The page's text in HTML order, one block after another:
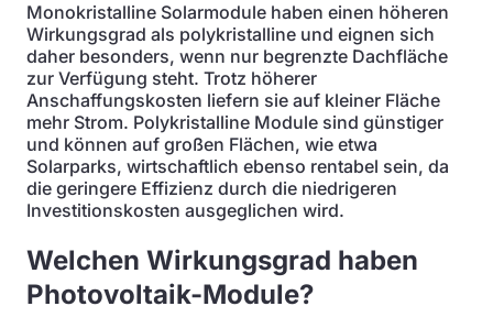
Monokristalline Solarmodule haben einen höheren
Wirkungsgrad als polykristalline und eignen sich
daher besonders, wenn nur begrenzte Dachfläche
zur Verfügung steht. Trotz höherer
Anschaffungskosten liefern sie auf kleiner Fläche
mehr Strom. Polykristalline Module sind günstiger
und können auf großen Flächen, wie etwa
Solarparks, wirtschaftlich ebenso rentabel sein, da
die geringere Effizienz durch die niedrigeren
Investitionskosten ausgeglichen wird.
Welchen Wirkungsgrad haben
Photovoltaik-Module?